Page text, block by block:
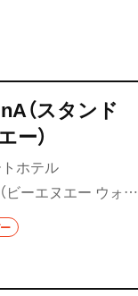
（スタンド
ー）
ホテル
ビーエヌエー ウォー
り、朝8時から夜は
ランチ・カフェ・バ
る飲食店。人と人